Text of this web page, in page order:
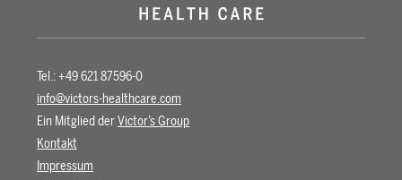
Tel.: +49 621 87596-0
info@victors-healthcare.com
Ein Mitglied derVictor’s Group
Kontakt
Impressum